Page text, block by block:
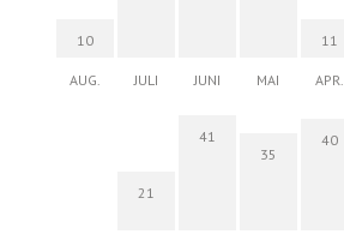
10
AUG. JULI JUNI MAI
11
APR.
21
41
35
40